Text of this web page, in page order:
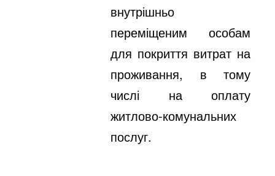
внутрішньо
переміщеним особам
для покриття витрат на
проживання, в тому
числі на оплату
житлово-комунальних
послуг.